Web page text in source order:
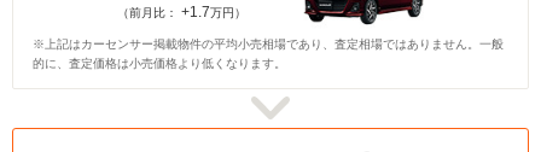
（前月比： +1.7万円）
※上記はカーセンサー掲載物件の平均小売相場であり、査定相場ではありません。一般
的に、査定価格は小売価格より低くなります。